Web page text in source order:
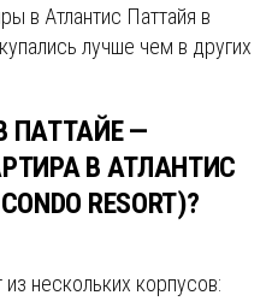
в Атлантис Паттайя в
лучше чем в других
ПАТТАЙЕ —
В АТЛАНТИС
RESORT)?
нескольких корпусов: